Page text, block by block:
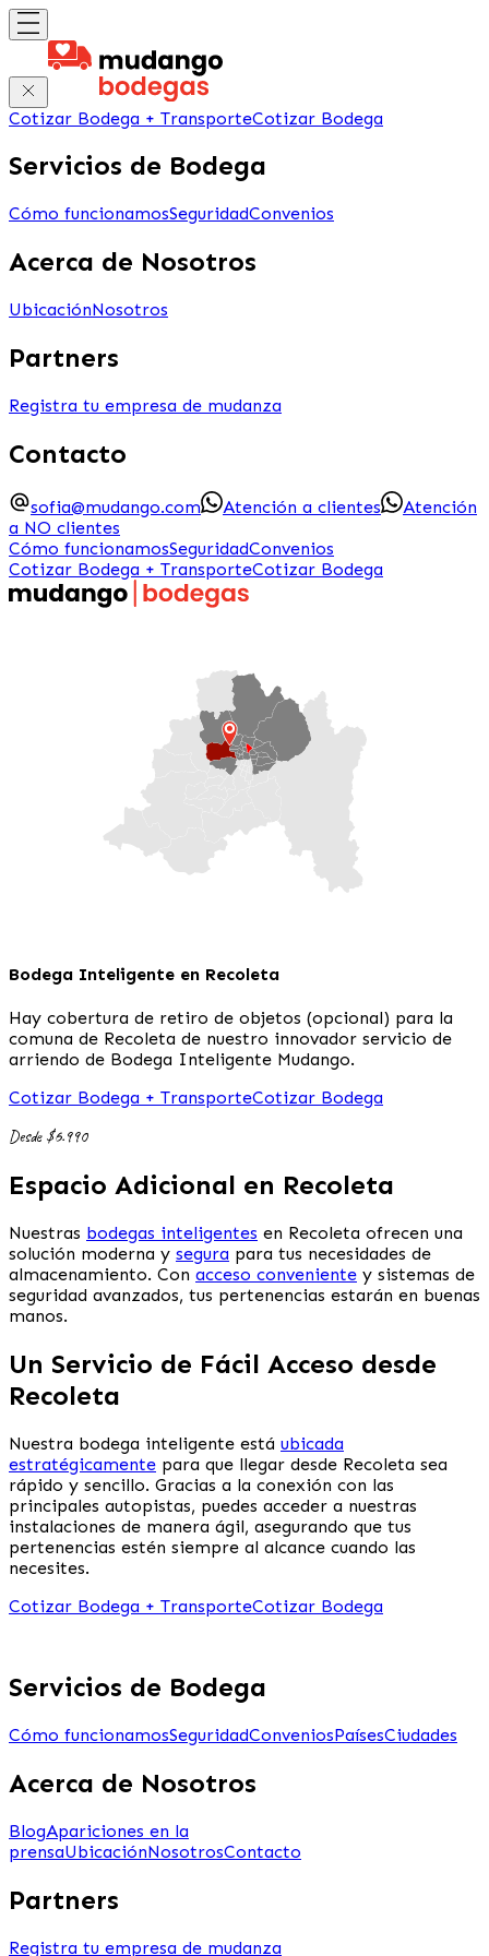
Cotizar Bodega + TransporteCotizar Bodega
Servicios de Bodega
Cómo funcionamosSeguridadConvenios
Acerca de Nosotros
UbicaciónNosotros
Partners
Registra tu empresa de mudanza
Contacto
sofia@mudango.com Atención a clientes
Atención
a NO clientes
Cómo funcionamosSeguridadConvenios
Cotizar Bodega + TransporteCotizar Bodega
Bodega Inteligente en Recoleta
Hay cobertura de retiro de objetos (opcional) para la
comuna de Recoleta de nuestro innovador servicio de
arriendo de Bodega Inteligente Mudango.
Cotizar Bodega + TransporteCotizar Bodega
Desde $6.990
Espacio Adicional en Recoleta
Nuestras bodegas inteligentes en Recoleta ofrecen una
solución moderna y segura para tus necesidades de
almacenamiento. Con acceso conveniente y sistemas de
seguridad avanzados, tus pertenencias estarán en buenas
manos.
Un Servicio de Fácil Acceso desde
Recoleta
Nuestra bodega inteligente está ubicada
estratégicamente para que llegar desde Recoleta sea
rápido y sencillo. Gracias a la conexión con las
principales autopistas, puedes acceder a nuestras
instalaciones de manera ágil, asegurando que tus
pertenencias estén siempre al alcance cuando las
necesites.
Cotizar Bodega + TransporteCotizar Bodega
Servicios de Bodega
Cómo funcionamosSeguridadConveniosPaísesCiudades
Acerca de Nosotros
BlogApariciones en la
prensaUbicaciónNosotrosContacto
Partners
Registra tu empresa de mudanza